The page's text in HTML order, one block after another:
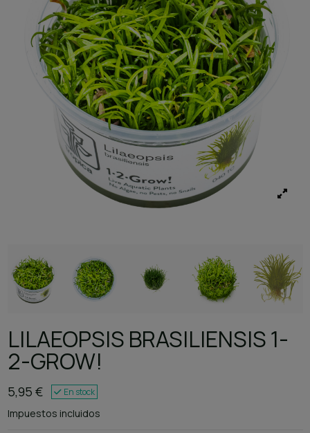
LILAEOPSIS BRASILIENSIS 1-
2-GROW!
5,95 € En stock
Impuestos incluidos